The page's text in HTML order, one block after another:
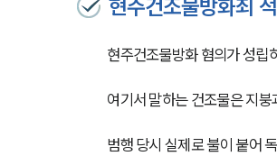
현주건조물방화죄
현주건조물방화 혐의가 성립
여기서 말하는 건조물은 지
범행 당시 실제로 불이 붙어